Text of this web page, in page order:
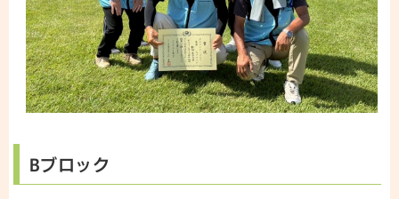
Bブロック